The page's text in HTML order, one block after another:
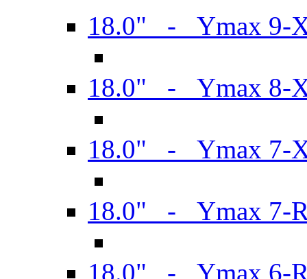
18.0" - Ymax 9-
18.0" - Ymax 8-
18.0" - Ymax 7-
18.0" - Ymax 7-
18.0" - Ymax 6-